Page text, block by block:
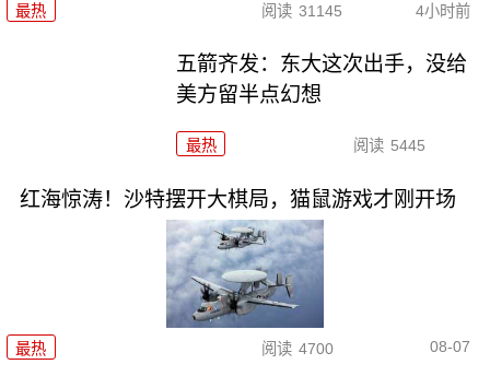
最热 阅读 31145 4小时前
五箭齐发：东大这次出手，没给
美方留半点幻想
最热 阅读 5445
红海惊涛！沙特摆开大棋局，猫鼠游戏才刚开场
最热 阅读 4700 08-07